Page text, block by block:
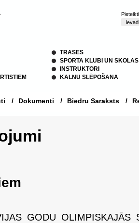
TRASES
SPORTA KLUBI UN SKOLAS
INSTRUKTORI
KALNU SLĒPOŠANA
/ Dokumenti / Biedru Saraksts /
GODU OLIMPISKAJĀS